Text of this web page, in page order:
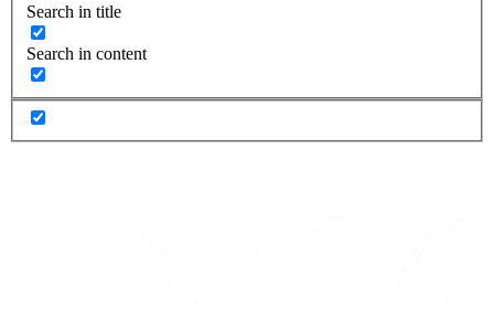
Search in title
Search in content